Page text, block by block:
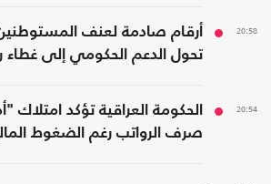
20:58
أرقام صادمة لعنف
تحول الدعم الحكومي إلى
20:54
الحكومة العراقية تؤكد
صرف الرواتب رغم الضغوط